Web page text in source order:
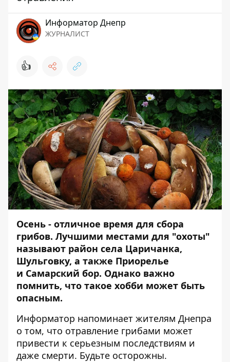
Информатор Днепр
ЖУРНАЛИСТ
👍
Осень - отличное время для сбора
грибов. Лучшими местами для "охоты"
называют район села Царичанка,
Шульговку, а также Приорелье
и Самарский бор. Однако важно
помнить, что такое хобби может быть
опасным.
Информатор напоминает жителям Днепра
о том, что отравление грибами может
привести к серьезным последствиям и
даже смерти. Будьте осторожны.